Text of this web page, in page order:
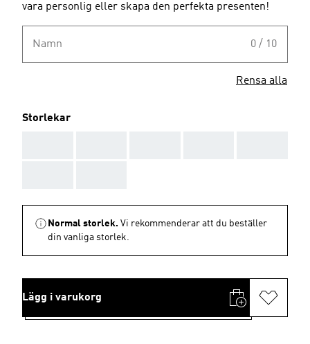
vara personlig eller skapa den perfekta presenten!
Namn 0 / 10
Rensa alla
Storlekar
Normal storlek. Vi rekommenderar att du beställer
din vanliga storlek.
Lägg i varukorg